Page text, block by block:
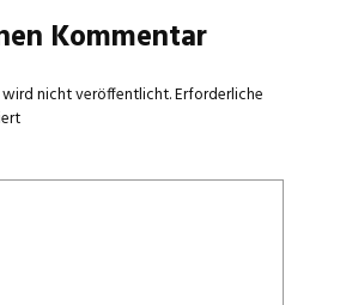
Kommentar
wird nicht veröffentlicht.Erforderliche